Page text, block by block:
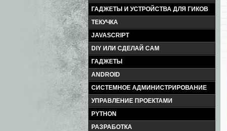
ГАДЖЕТЫ И УСТРОЙСТВА ДЛЯ ГИКОВ
ТЕКУЧКА
JAVASCRIPT
DIY ИЛИ СДЕЛАЙ САМ
ГАДЖЕТЫ
ANDROID
СИСТЕМНОЕ АДМИНИСТРИРОВАНИЕ
УПРАВЛЕНИЕ ПРОЕКТАМИ
PYTHON
РАЗРАБОТКА